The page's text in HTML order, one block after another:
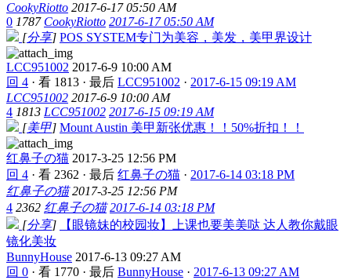
CookyRiotto 2017-6-17 05:50 AM
0 1787 CookyRiotto 2017-6-17 05:50 AM
[分享] POS SYSTEM专门为美容，美发，美甲界设计
LCC951002 2017-6-9 10:00 AM
回 4 · 看 1813 · 最后 LCC951002 · 2017-6-15 09:19 AM
LCC951002 2017-6-9 10:00 AM
4 1813 LCC951002 2017-6-15 09:19 AM
[美甲] Mount Austin 美甲新张优惠！！50%折扣！！
红鼻子の猫 2017-3-25 12:56 PM
回 4 · 看 2362 · 最后 红鼻子の猫 · 2017-6-14 03:18 PM
红鼻子の猫 2017-3-25 12:56 PM
4 2362 红鼻子の猫 2017-6-14 03:18 PM
[分享]
【眼镜妹的校园妆】上课也要美美哒 达人教你戴眼
镜化美妆
BunnyHouse 2017-6-13 09:27 AM
回 0 · 看 1770 · 最后 BunnyHouse · 2017-6-13 09:27 AM